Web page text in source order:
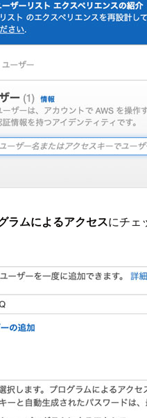
ラムによるアクセスにチェ